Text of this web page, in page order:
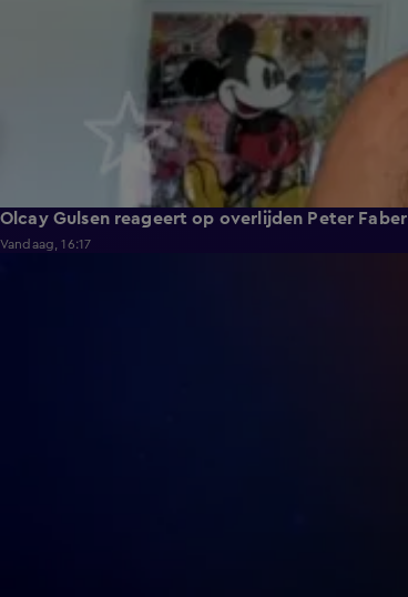
Olcay Gulsen reageert op overlijden Peter Faber
Vandaag, 16:17